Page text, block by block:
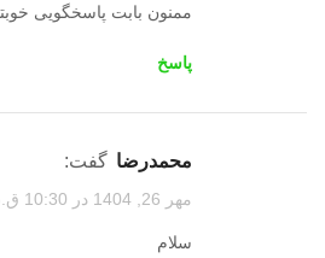
ممنون بابت پاسخگویی
پاسخ
محمدرضا گفت:
مهر 26, 1404 در 10:30 ق.ظ
سلام